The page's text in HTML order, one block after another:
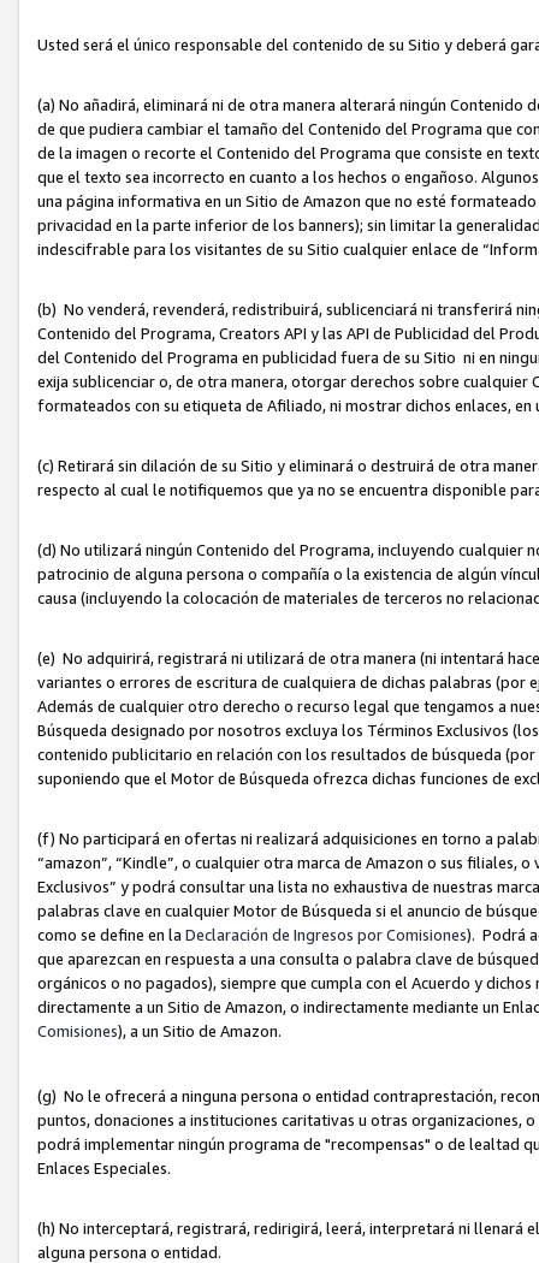
Usted será el único responsable del contenido de su Sitio y deberá
(a) No añadirá, eliminará ni de otra manera alterará ningún
de que pudiera cambiar el tamaño del Contenido del Programa que
de la imagen o recorte el Contenido del Programa que consiste en
que el texto sea incorrecto en cuanto a los hechos o engañoso.
una página informativa en un Sitio de Amazon que no esté
privacidad en la parte inferior de los banners); sin limitar la
indescifrable para los visitantes de su Sitio cualquier enlace de
(b) No venderá, revenderá, redistribuirá, sublicenciará ni transferirá
Contenido del Programa, Creators API y las API de Publicidad del
del Contenido del Programa en publicidad fuera de su Sitio ni en
exija sublicenciar o, de otra manera, otorgar derechos sobre
formateados con su etiqueta de Afiliado, ni mostrar dichos enlaces,
(c) Retirará sin dilación de su Sitio y eliminará o destruirá de otra
respecto al cual le notifiquemos que ya no se encuentra disponible
(d) No utilizará ningún Contenido del Programa, incluyendo cualquier
patrocinio de alguna persona o compañía o la existencia de algún
causa (incluyendo la colocación de materiales de terceros no
(e) No adquirirá, registrará ni utilizará de otra manera (ni intentará
variantes o errores de escritura de cualquiera de dichas palabras (por
Además de cualquier otro derecho o recurso legal que tengamos a
Búsqueda designado por nosotros excluya los Términos Exclusivos
contenido publicitario en relación con los resultados de búsqueda
suponiendo que el Motor de Búsqueda ofrezca dichas funciones de
(f) No participará en ofertas ni realizará adquisiciones en torno a
“amazon”, “Kindle”, o cualquier otra marca de Amazon o sus filiales,
Exclusivos” y podrá consultar una lista no exhaustiva de nuestras
palabras clave en cualquier Motor de Búsqueda si el anuncio de
como se define en la Declaración de Ingresos por Comisiones). Podrá
que aparezcan en respuesta a una consulta o palabra clave de
orgánicos o no pagados), siempre que cumpla con el Acuerdo y
directamente a un Sitio de Amazon, o indirectamente mediante un
Comisiones), a un Sitio de Amazon.
(g) No le ofrecerá a ninguna persona o entidad contraprestación,
puntos, donaciones a instituciones caritativas u otras organizaciones,
podrá implementar ningún programa de "recompensas" o de lealtad
Enlaces Especiales.
(h) No interceptará, registrará, redirigirá, leerá, interpretará ni
alguna persona o entidad.